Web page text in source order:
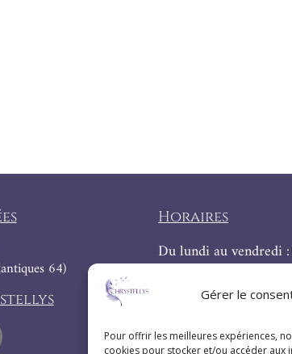
Gérer le
Pour offrir les meilleures expériences,
cookies pour stocker et/ou accéder aux
64)
Horaires
Du lundi au
Le samedi : 9h-12h